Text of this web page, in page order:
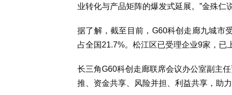
业转化与产品矩阵的爆发式延展。”金殊仁
据了解，截至目前，G60科创走廊九城市
占全国21.7%。松江区已受理企业9家，已
长三角G60科创走廊联席会议办公室副主
推、资金共享、风险并担、利益共享，助